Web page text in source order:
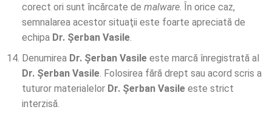
corect ori sunt încărcate de malware. În orice caz,
semnalarea acestor situaţii este foarte apreciată de
echipa Dr. Șerban Vasile.
Denumirea Dr. Șerban Vasileeste marcă înregistrată al
Dr. Șerban Vasile. Folosirea fără drept sau acord scris a
tuturor materialelor Dr. Șerban Vasileeste strict
interzisă.